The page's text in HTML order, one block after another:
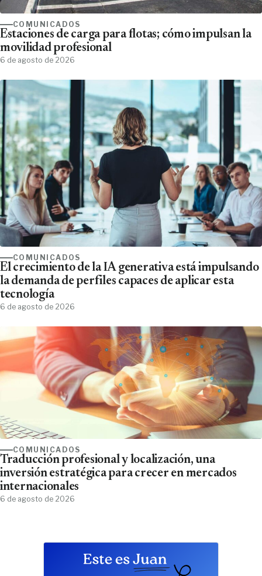
COMUNICADOS
Estaciones de carga para flotas; cómo impulsan la
movilidad profesional
6 de agosto de 2026
COMUNICADOS
El crecimiento de la IA generativa está impulsando
la demanda de perfiles capaces de aplicar esta
tecnología
6 de agosto de 2026
COMUNICADOS
Traducción profesional y localización, una
inversión estratégica para crecer en mercados
internacionales
6 de agosto de 2026